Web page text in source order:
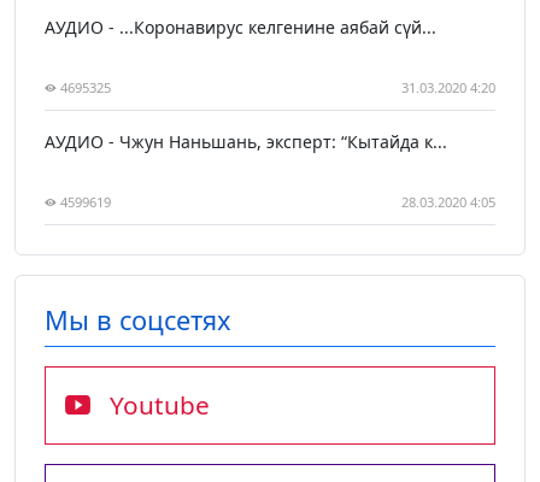
АУДИО - ...Коронавирус келгенине аябай сүй...
4695325 31.03.2020 4:20
АУДИО - Чжун Наньшань, эксперт: “Кытайда к...
4599619 28.03.2020 4:05
Мы в соцсетях
Youtube